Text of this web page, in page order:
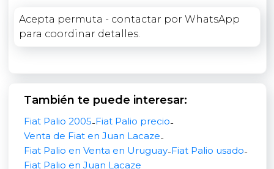
Mantenimiento Reciente y Estado General
importantes: correas, aceite y filtros hace solo
3000 km. Tapizados de asientos nuevos (siempre
se usó con cubreasientos), lo que mantiene el
interior en muy buen estado. El vehículo está al
día con patente paga hasta enero 2026 y a
nombre del vendedor. Pequeños detalles
Acepta permuta - contactar por WhatsApp
para coordinar detalles.
También te puede interesar:
Fiat Palio 2005-Fiat Palio precio-
Venta de Fiat en Juan Lacaze-
Fiat Palio en Venta en Uruguay-Fiat Palio usado-
Fiat Palio en Juan Lacaze